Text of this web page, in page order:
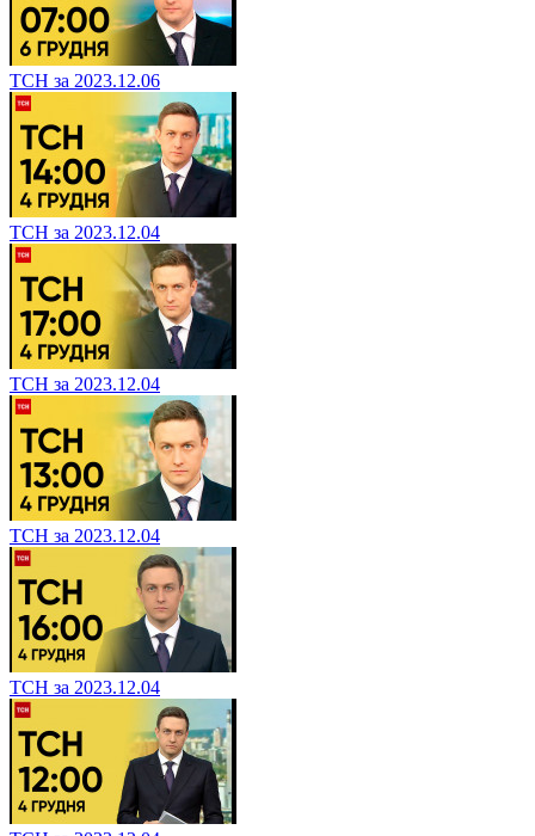
ТСН за 2023.12.06
ТСН за 2023.12.04
ТСН за 2023.12.04
ТСН за 2023.12.04
ТСН за 2023.12.04